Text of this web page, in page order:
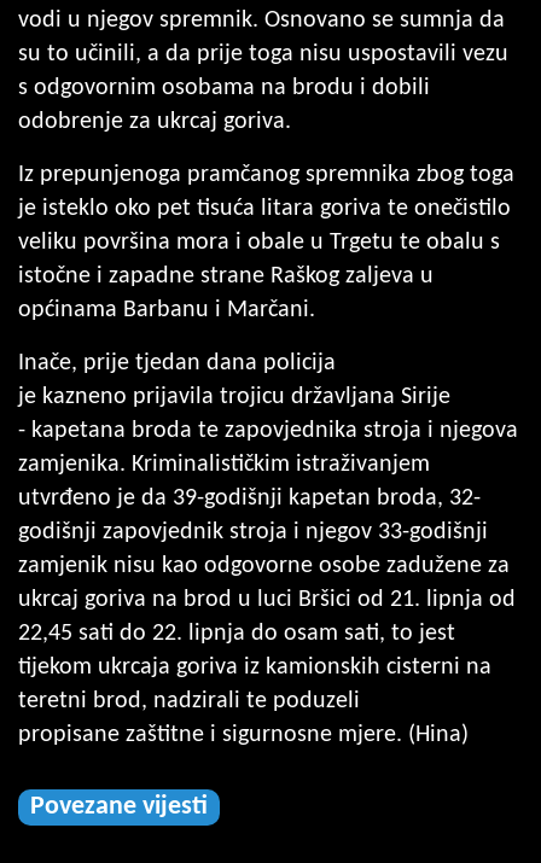
vodi u njegov spremnik. Osnovano se sumnja da
su to učinili, a da prije toga nisu uspostavili vezu
s odgovornim osobama na brodu i dobili
odobrenje za ukrcaj goriva.
Iz prepunjenoga pramčanog spremnika zbog toga
je isteklo oko pet tisuća litara goriva te onečistilo
veliku površina mora i obale u Trgetu te obalu s
istočne i zapadne strane Raškog zaljeva u
općinama Barbanu i Marčani.
Inače, prije tjedan dana policija
je kazneno prijavila trojicu državljana Sirije
- kapetana broda te zapovjednika stroja i njegova
zamjenika. Kriminalističkim istraživanjem
utvrđeno je da 39-godišnji kapetan broda, 32-
godišnji zapovjednik stroja i njegov 33-godišnji
zamjenik nisu kao odgovorne osobe zadužene za
ukrcaj goriva na brod u luci Bršici od 21. lipnja od
22,45 sati do 22. lipnja do osam sati, to jest
tijekom ukrcaja goriva iz kamionskih cisterni na
teretni brod, nadzirali te poduzeli
propisane zaštitne i sigurnosne mjere. (Hina)
Povezane vijesti